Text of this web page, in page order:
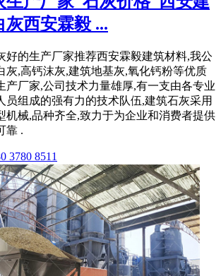
灰西安霖毅 ...
好的生产厂家推荐西安霖毅建筑材料,我公
灰,高钙沫灰,建筑地基灰,氧化钙粉等优质
产厂家,公司技术力量雄厚,有一支由各专业
员组成的强有力的技术队伍,建筑石灰采用
机械,品种齐全,致力于为企业和消费者提供
靠 .
3780 8511